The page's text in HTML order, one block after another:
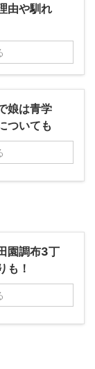
由や馴れ
娘は青学
ついても
園調布3丁
も！